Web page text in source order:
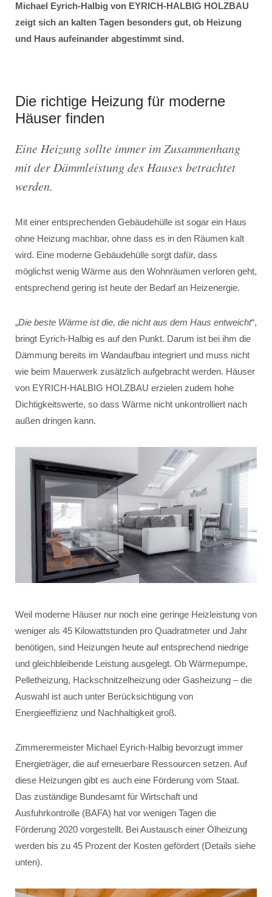
Michael Eyrich-Halbig von EYRICH-HALBIG HOLZBAU
zeigt sich an kalten Tagen besonders gut, ob Heizung
und Haus aufeinander abgestimmt sind.
Die richtige Heizung für moderne
Häuser finden
Eine Heizung sollte immer im Zusammenhang
mit der Dämmleistung des Hauses betrachtet
werden.
Mit einer entsprechenden Gebäudehülle ist sogar ein Haus
ohne Heizung machbar, ohne dass es in den Räumen kalt
wird. Eine moderne Gebäudehülle sorgt dafür, dass
möglichst wenig Wärme aus den Wohnräumen verloren geht,
entsprechend gering ist heute der Bedarf an Heizenergie.
„Die beste Wärme ist die, die nicht aus dem Haus entweicht“,
bringt Eyrich-Halbig es auf den Punkt. Darum ist bei ihm die
Dämmung bereits im Wandaufbau integriert und muss nicht
wie beim Mauerwerk zusätzlich aufgebracht werden. Häuser
von EYRICH-HALBIG HOLZBAU erzielen zudem hohe
Dichtigkeitswerte, so dass Wärme nicht unkontrolliert nach
außen dringen kann.
Weil moderne Häuser nur noch eine geringe Heizleistung von
weniger als 45 Kilowattstunden pro Quadratmeter und Jahr
benötigen, sind Heizungen heute auf entsprechend niedrige
und gleichbleibende Leistung ausgelegt. Ob Wärmepumpe,
Pelletheizung, Hackschnitzelheizung oder Gasheizung – die
Auswahl ist auch unter Berücksichtigung von
Energieeffizienz und Nachhaltigkeit groß.
Zimmerermeister Michael Eyrich-Halbig bevorzugt immer
Energieträger, die auf erneuerbare Ressourcen setzen. Auf
diese Heizungen gibt es auch eine Förderung vom Staat.
Das zuständige Bundesamt für Wirtschaft und
Ausfuhrkontrolle (BAFA) hat vor wenigen Tagen die
Förderung 2020 vorgestellt. Bei Austausch einer Ölheizung
werden bis zu 45 Prozent der Kosten gefördert (Details siehe
unten).